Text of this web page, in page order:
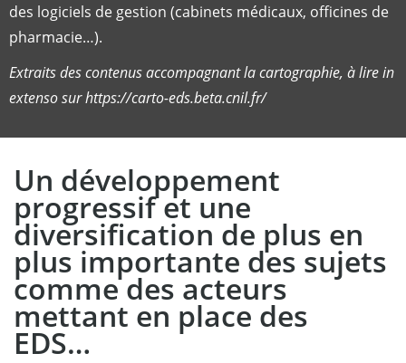
des logiciels de gestion (cabinets médicaux, officines de
pharmacie…).
Extraits des contenus accompagnant la cartographie, à lire in
extenso sur https://carto-eds.beta.cnil.fr/
Un développement
progressif et une
diversification de plus en
plus importante des sujets
comme des acteurs
mettant en place des
EDS…